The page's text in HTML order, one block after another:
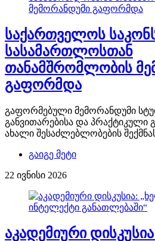
საქართველოს
სასამართლოსთან
თანამშრომლობის
გაფორმდა
გაფორმებული მემორანდუმი
განვითარებისა და პრაქტიკული
ახალი შესაძლებლობების
გაიგე მეტი
22 ივნისი 2026
აკადემიური